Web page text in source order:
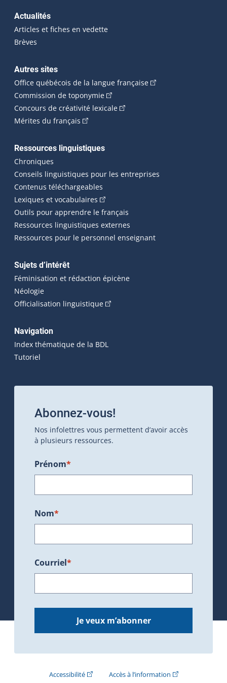
Actualités
Articles et fiches en vedette
Brèves
Autres sites
Office québécois de la langue française(Cet hyperlien
Commission de toponymie(Cet hyperlien externe s'ouvrira
Concours de créativité lexicale(Cet hyperlien externe
Mérites du français (Cet hyperlien externe s'ouvrira dans une
Ressources linguistiques
Chroniques
Conseils linguistiques pour les entreprises
Contenus téléchargeables
Lexiques et vocabulaires (Cet hyperlien externe s'ouvrira
Outils pour apprendre le français
Ressources linguistiques externes
Ressources pour le personnel enseignant
Sujets d’intérêt
Féminisation et rédaction épicène
Néologie
Officialisation linguistique(Cet hyperlien externe s'ouvrira
Navigation
Index thématique de la BDL
Tutoriel
Abonnez-vous!
Nos infolettres vous permettent d’avoir accès
à plusieurs ressources.
Prénom*
Nom*
Courriel*
Je veux m’abonner
Accessibilité(Cet hyperlien externe s'ouvrira dans une
Accès à l’information(Cet hyperlien